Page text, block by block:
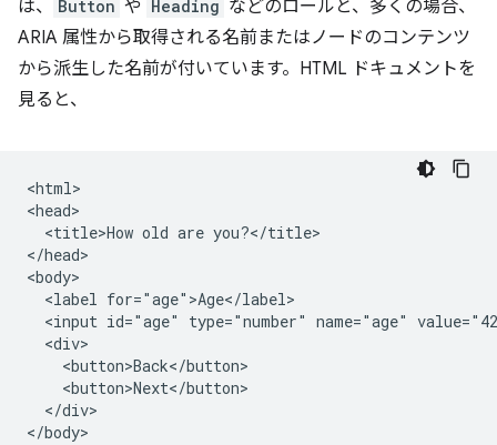
は、
Button や Heading などのロールと、多くの場合、
ARIA 属性から取得される名前またはノードのコンテンツ
から派生した名前が付いています。HTML ドキュメントを
見ると、
<html>
<head>
  <title>How old are you?</title>
</head>
<body>
  <label for="age">Age</label>
<input id="age" type="number" name="age"
  <div>
    <button>Back</button>
    <button>Next</button>
  </div>
</body>